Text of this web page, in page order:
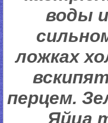
воды
ложках
перцем.
Яйца